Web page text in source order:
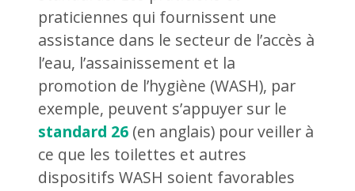
praticiennes qui fournissent une
assistance dans le secteur de l’accès à
l’eau, l’assainissement et la
promotion de l’hygiène (WASH), par
exemple, peuvent s’appuyer sur le
standard 26 (en anglais) pour veiller à
ce que les toilettes et autres
dispositifs WASH soient favorables